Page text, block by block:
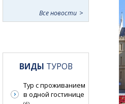
Все новости
ВИДЫ ТУРОВ
Тур с проживанием
в одной гостинице